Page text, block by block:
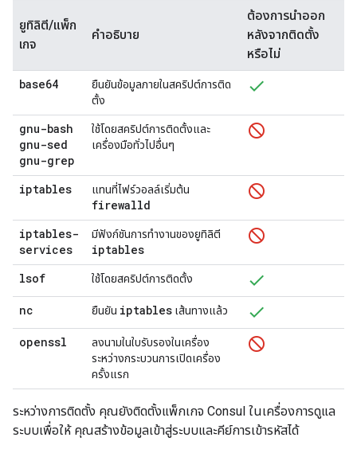
ยูทิลิตี/แพ็ก
เกจ
คำอธิบาย
ต้องการนำออก
หลังจากติดตั้ง
หรือไม่
base64
ยืนยันข้อมูลภายในสคริปต์การติด
ตั้ง
gnu-bash
gnu-sed
gnu-grep
ใช้โดยสคริปต์การติดตั้งและ
เครื่องมือทั่วไปอื่นๆ
iptables แทนที่ไฟร์วอลล์เริ่มต้น
firewalld
iptables-
services
มีฟังก์ชันการทำงานของยูทิลิตี
iptables
lsof
ใช้โดยสคริปต์การติดตั้ง
nc ยืนยัน iptables เส้นทางแล้ว
openssl
ลงนามในใบรับรองในเครื่อง
ระหว่างกระบวนการเปิดเครื่อง
ครั้งแรก
ระหว่างการติดตั้ง คุณยังติดตั้งแพ็กเกจ Consul ในเครื่องการดูแล
ระบบเพื่อให้ คุณสร้างข้อมูลเข้าสู่ระบบและคีย์การเข้ารหัสได้